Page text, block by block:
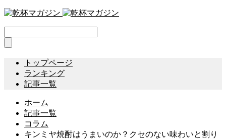
トップページ
ランキング
記事一覧
ホーム
記事一覧
コラム
キンミヤ焼酎はうまいのか？クセのない味わいと割り